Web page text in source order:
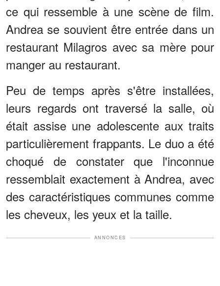
ce qui ressemble à une scène de film.
Andrea se souvient être entrée dans un
restaurant Milagros avec sa mère pour
manger au restaurant.
Peu de temps après s'être installées,
leurs regards ont traversé la salle, où
était assise une adolescente aux traits
particulièrement frappants. Le duo a été
choqué de constater que l'inconnue
ressemblait exactement à Andrea, avec
des caractéristiques communes comme
les cheveux, les yeux et la taille.
ANNONCES